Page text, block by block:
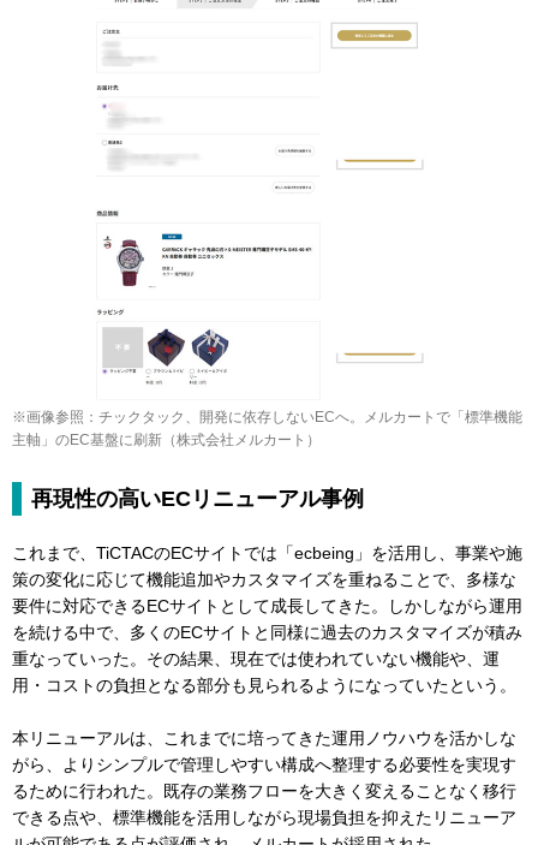
※画像参照：チックタック、開発に依存しないECへ。メルカートで「標準機能
主軸」のEC基盤に刷新（株式会社メルカート）
再現性の高いECリニューアル事例
これまで、TiCTACのECサイトでは「ecbeing」を活用し、事業や施
策の変化に応じて機能追加やカスタマイズを重ねることで、多様な
要件に対応できるECサイトとして成長してきた。しかしながら運用
を続ける中で、多くのECサイトと同様に過去のカスタマイズが積み
重なっていった。その結果、現在では使われていない機能や、運
用・コストの負担となる部分も見られるようになっていたという。
本リニューアルは、これまでに培ってきた運用ノウハウを活かしな
がら、よりシンプルで管理しやすい構成へ整理する必要性を実現す
るために行われた。既存の業務フローを大きく変えることなく移行
できる点や、標準機能を活用しながら現場負担を抑えたリニューア